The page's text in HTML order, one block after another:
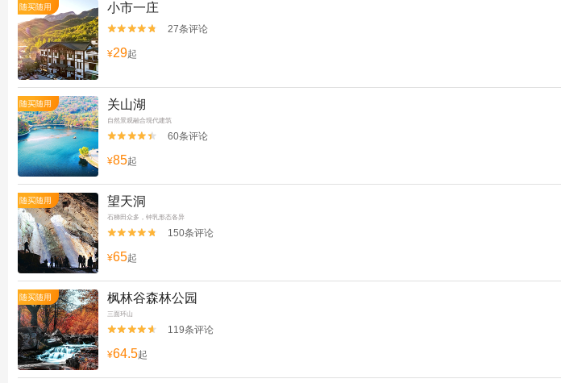
随买随用 小市一庄

 27条评论
¥29起
随买随用 关山湖
自然景观融合现代建筑

 60条评论
¥85起
随买随用 望天洞
石梯田众多，钟乳形态各异

 150条评论
¥65起
随买随用 枫林谷森林公园
三面环山

 119条评论
¥64.5起